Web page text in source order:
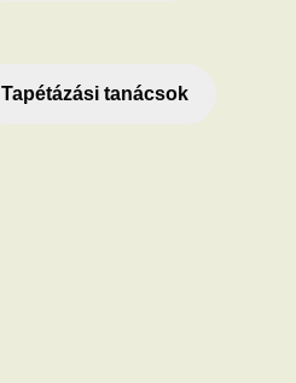
Tapétázási tanácsok